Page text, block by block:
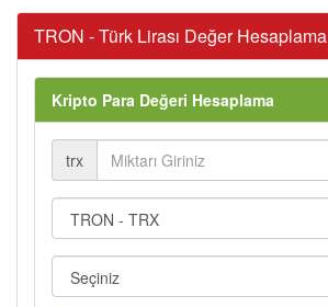
TRON - Türk Lirası Değer Hesaplama
Kripto Para Değeri Hesaplama
trx